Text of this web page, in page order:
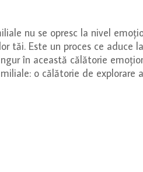
nu se opresc la nivel
tăi. Este un proces ce aduce
în această călătorie
o călătorie de explorare